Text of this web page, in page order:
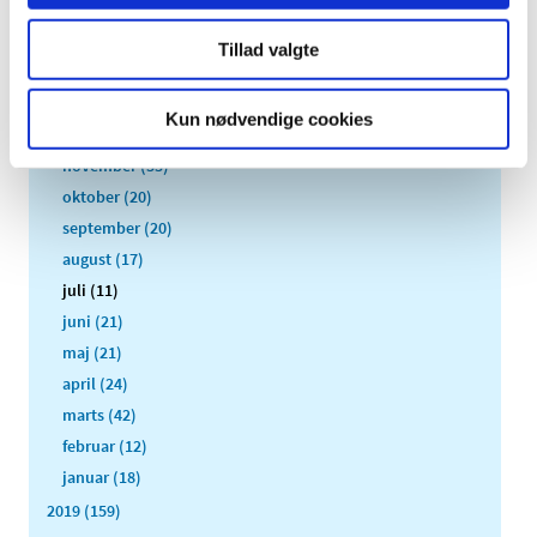
Tillad valgte
Kun nødvendige cookies
november (33)
oktober (20)
september (20)
august (17)
juli (11)
juni (21)
maj (21)
april (24)
marts (42)
februar (12)
januar (18)
2019 (159)